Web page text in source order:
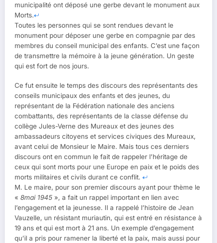
municipalité ont déposé une gerbe devant le monument aux
Morts.
Toutes les personnes qui se sont rendues devant le
monument pour déposer une gerbe en compagnie par des
membres du conseil municipal des enfants. C’est une façon
de transmettre la mémoire à la jeune génération. Un geste
qui est fort de nos jours.
Ce fut ensuite le temps des discours des représentants des
conseils municipaux des enfants et des jeunes, du
représentant de la Fédération nationale des anciens
combattants, des représentants de la classe défense du
collège Jules-Verne des Mureaux et des jeunes des
ambassadeurs citoyens et services civiques des Mureaux,
avant celui de Monsieur le Maire. Mais tous ces derniers
discours ont en commun le fait de rappeler l’héritage de
ceux qui sont morts pour une Europe en paix et le poids des
morts militaires et civils durant ce conflit.
M. Le maire, pour son premier discours ayant pour thème le
« 8mai 1945 », a fait un rappel important en lien avec
l’engagement et la jeunesse. Il a rappelé l’histoire de Jean
Vauzelle, un résistant muriautin, qui est entré en résistance à
19 ans et qui est mort à 21 ans. Un exemple d’engagement
qu’il a pris pour ramener la liberté et la paix, mais aussi pour